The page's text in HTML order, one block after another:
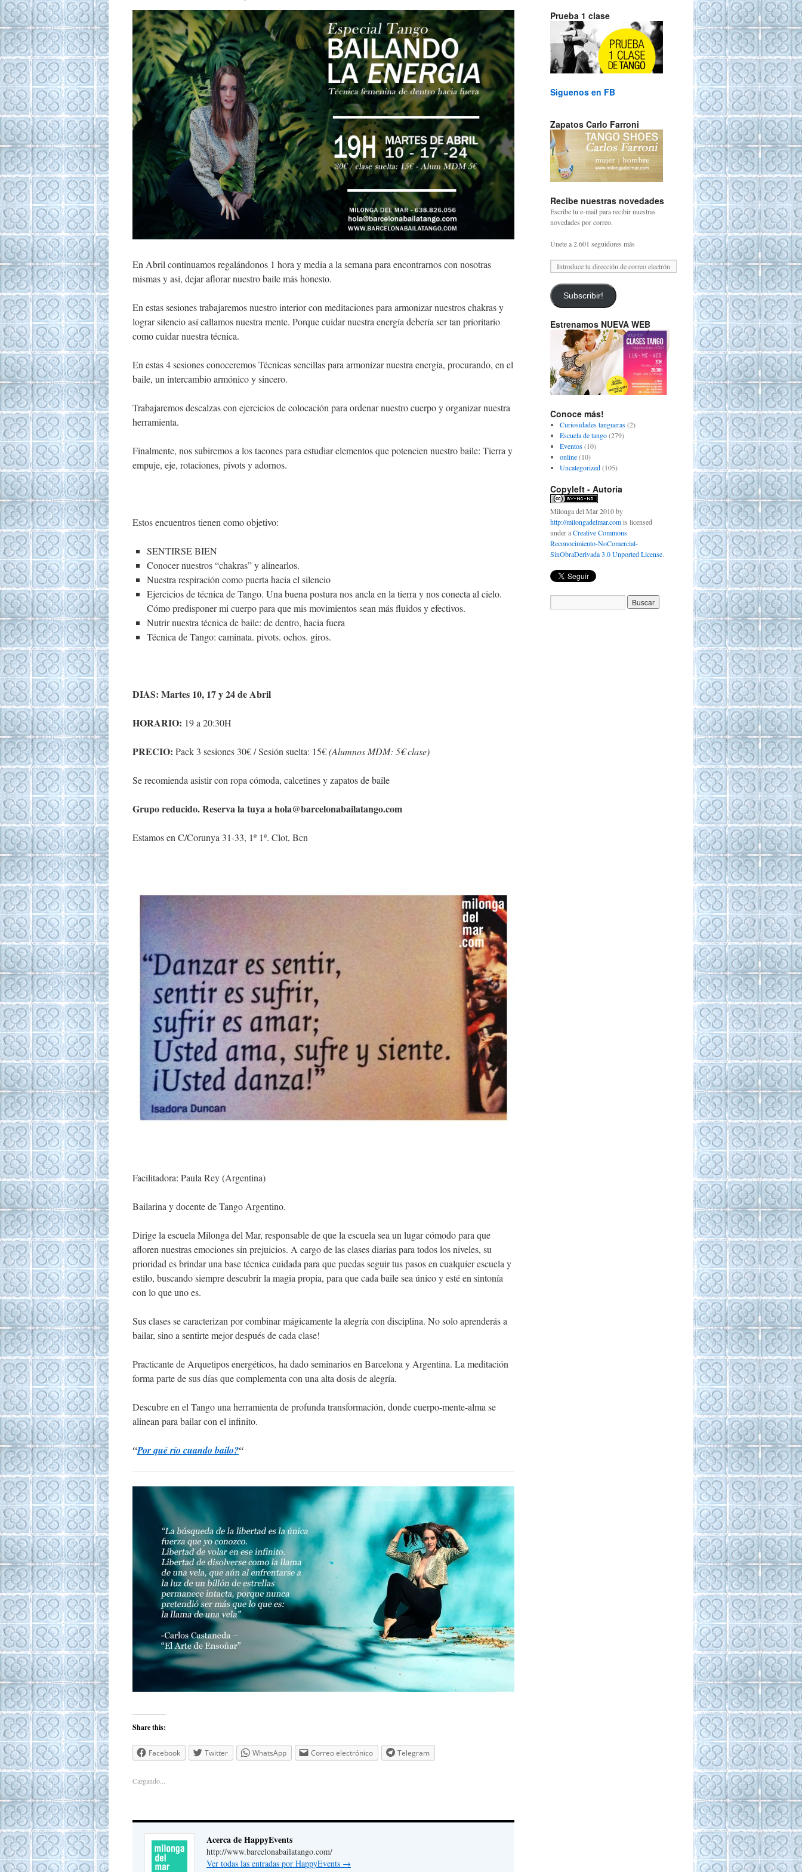
En Abril continuamos regalándonos 1 hora y media a la semana para encontrarnos con nosotras
mismas y asi, dejar aflorar nuestro baile más honesto.
En estas sesiones trabajaremos nuestro interior con meditaciones para armonizar nuestros chakras y
lograr silencio así callamos nuestra mente. Porque cuidar nuestra energía debería ser tan prioritario
como cuidar nuestra técnica.
En estas 4 sesiones conoceremos Técnicas sencillas para armonizar nuestra energía, procurando, en el
baile, un intercambio armónico y sincero.
Trabajaremos descalzas con ejercicios de colocación para ordenar nuestro cuerpo y organizar nuestra
herramienta.
Finalmente, nos subiremos a los tacones para estudiar elementos que potencien nuestro baile: Tierra y
empuje, eje, rotaciones, pivots y adornos.
Estos encuentros tienen como objetivo:
SENTIRSE BIEN
Conocer nuestros “chakras” y alinearlos.
Nuestra respiración como puerta hacia el silencio
Ejercicios de técnica de Tango. Una buena postura nos ancla en la tierra y nos conecta al cielo.
Cómo predisponer mi cuerpo para que mis movimientos sean más fluidos y efectivos.
Nutrir nuestra técnica de baile: de dentro, hacia fuera
Técnica de Tango: caminata. pivots. ochos. giros.
DIAS: Martes 10, 17 y 24 de Abril
HORARIO: 19 a 20:30H
PRECIO: Pack 3 sesiones 30€ / Sesión suelta: 15€(Alumnos MDM: 5€ clase)
Se recomienda asistir con ropa cómoda, calcetines y zapatos de baile
Grupo reducido. Reserva la tuya ahola@barcelonabailatango.com
Estamos en C/Corunya 31-33, 1º 1º. Clot, Bcn
Facilitadora: Paula Rey (Argentina)
Bailarina y docente de Tango Argentino.
Dirige la escuela Milonga del Mar, responsable de que la escuela sea un lugar cómodo para que
afloren nuestras emociones sin prejuicios. A cargo de las clases diarias para todos los niveles, su
prioridad es brindar una base técnica cuidada para que puedas seguir tus pasos en cualquier escuela y
estilo, buscando siempre descubrir la magia propia, para que cada baile sea único y esté en sintonía
con lo que uno es.
Sus clases se caracterizan por combinar mágicamente la alegría con disciplina. No solo aprenderás a
bailar, sino a sentirte mejor después de cada clase!
Practicante de Arquetipos energéticos, ha dado seminarios en Barcelona y Argentina. La meditación
forma parte de sus días que complementa con una alta dosis de alegría.
Descubre en el Tango una herramienta de profunda transformación, donde cuerpo-mente-alma se
alinean para bailar con el infinito.
“Por qué río cuando bailo?“
Share this:
Facebook Twitter WhatsApp Correo electrónico Telegram
Cargando...
Acerca de HappyEvents
http://www.barcelonabailatango.com/
Ver todas las entradas por HappyEvents →
Prueba 1 clase
Siguenos en FB
Zapatos Carlo Farroni
Recibe nuestras novedades
Escribe tu e-mail para recibir nuestras
novedades por correo.
Únete a 2.601 seguidores más
Subscribir!
Estrenamos NUEVA WEB
Conoce más!
Curiosidades tangueras(2)
Escuela de tango(279)
Eventos(10)
online(10)
Uncategorized(105)
Copyleft - Autoria
Milonga del Mar 2010by
http://milongadelmar.comis licensed
under aCreative Commons
Reconocimiento-NoComercial-
SinObraDerivada 3.0 Unported License.